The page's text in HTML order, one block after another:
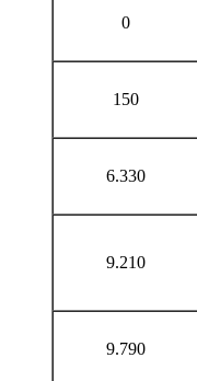
0
150
6.330
9.210
9.790